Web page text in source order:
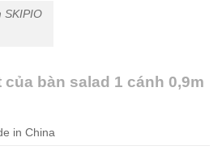
SKIPIO
bàn salad 1 cánh 0,9m
in China